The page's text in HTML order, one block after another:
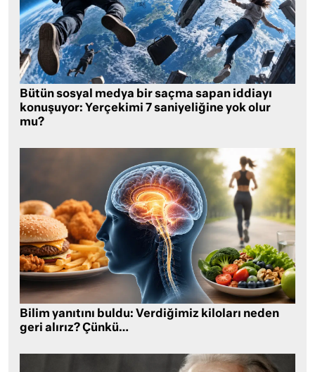
Bütün sosyal medya bir saçma sapan iddiayı
konuşuyor: Yerçekimi 7 saniyeliğine yok olur
mu?
Bilim yanıtını buldu: Verdiğimiz kiloları neden
geri alırız? Çünkü…